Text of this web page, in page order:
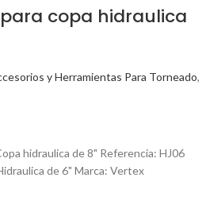
copa hidraulica
y Herramientas Para Torneado,
hidraulica de 8" Referencia: HJ06
de 6" Marca: Vertex